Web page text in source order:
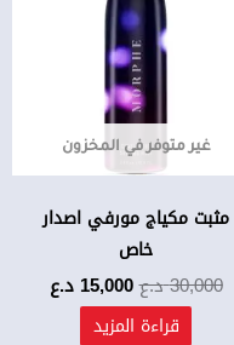
غير متوفر في المخزون
مثبت مكياج مورفي اصدار
خاص
30,000د.ع
30,000 د.ع.
15,000 د.ع
قراءة المزيد